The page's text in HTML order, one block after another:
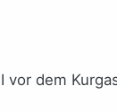
vor dem